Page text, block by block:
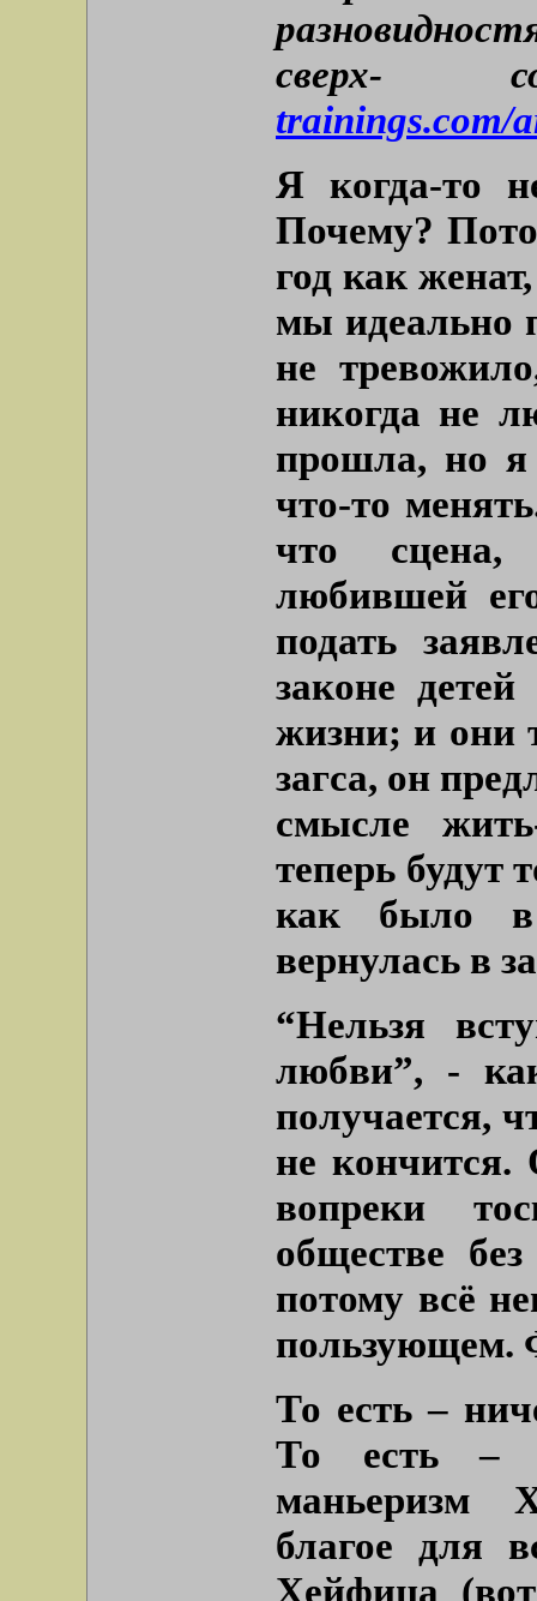
сверх-
trainings.com/
Я когда-то
Почему?
год как
мы идеально
не
никогда не
прошла, но
что-то
что сцена,
любившей
подать
законе
жизни; и они
загса, он
смысле
теперь будут
как было
вернулась в
“Нельзя
любви”, -
получается,
не кончится.
вопреки
обществе
потому всё
пользующем.
То есть –
То есть –
маньеризм
благое для
Хейфица